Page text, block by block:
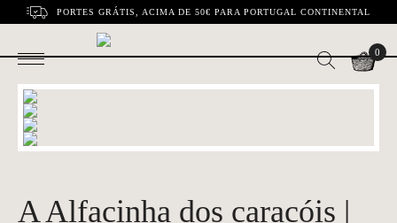
PORTES GRÁTIS, ACIMA DE 50€ PARA PORTUGAL CONTINENTAL
0
A Alfacinha dos caracóis |